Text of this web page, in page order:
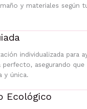
y materiales según
individualizada para
asegurando que
y única.
Ecológico